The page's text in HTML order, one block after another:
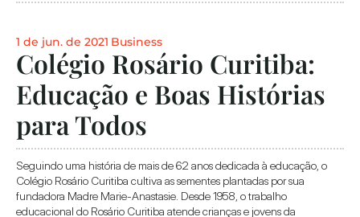
1 de jun. de 2021 Business
Colégio Rosário Curitiba:
Educação e Boas Histórias
para Todos
Seguindo uma história de mais de 62 anos dedicada à educação, o
Colégio Rosário Curitiba cultiva as sementes plantadas por sua
fundadora Madre Marie-Anastasie. Desde 1958, o trabalho
educacional do Rosário Curitiba atende crianças e jovens da